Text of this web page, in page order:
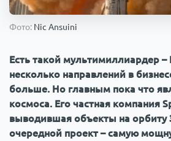
Происшествия
Фото: Nic Ansuini
Есть такой мультимиллиардер
несколько направлений в
больше. Но главным пока что
космоса. Его частная компания
выводившая объекты на орбиту
очередной проект – самую